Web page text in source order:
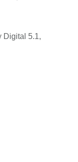
Digital 5.1,